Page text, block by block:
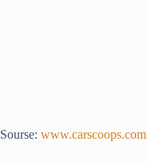
Sourse: www.carscoops.com